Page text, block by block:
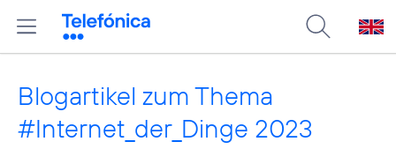
Blogartikel zum Thema
#Internet_der_Dinge 2023